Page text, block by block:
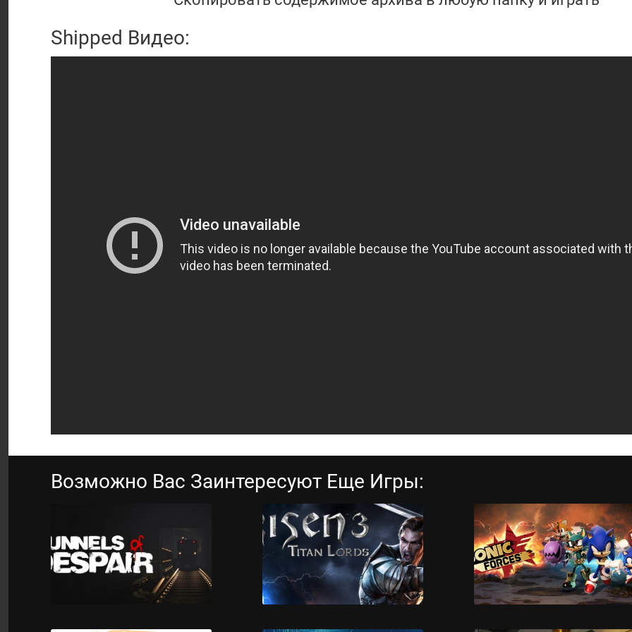
Shipped Видео:
Возможно Вас Заинтересуют Еще Игры: